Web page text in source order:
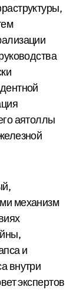
аятоллы
механизм
и
внутри
экспертов